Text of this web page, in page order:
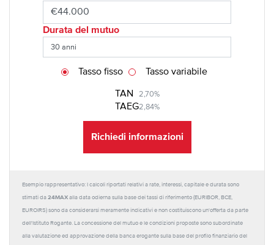
Durata del mutuo
TAN 2,70%
TAEG2,84%
Tasso fisso Tasso variabile
Richiedi informazioni
Esempio rappresentativo: I calcoli riportati relativi a rate, interessi, capitale e durata sono
stimati da 24MAX alla data odierna sulla base dei tassi di riferimento (EURIBOR, BCE,
EUROIRS) sono da considerarsi meramente indicativi e non costituiscono un'offerta da parte
dell'Istituto Rogante. La concessione del mutuo e le condizioni proposte sono subordinate
alla valutazione ed approvazione della banca erogante sulla base del profilo finanziario del